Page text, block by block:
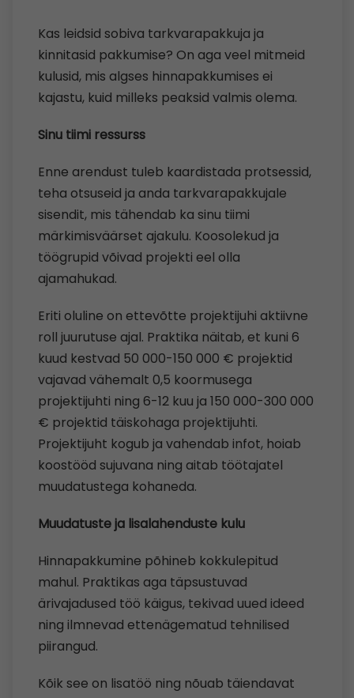
Kas leidsid sobiva tarkvarapakkuja ja
kinnitasid pakkumise? On aga veel mitmeid
kulusid, mis algses hinnapakkumises ei
kajastu, kuid milleks peaksid valmis olema.
Sinu tiimi ressurss
Enne arendust tuleb kaardistada protsessid,
teha otsuseid ja anda tarkvarapakkujale
sisendit, mis tähendab ka sinu tiimi
märkimisväärset ajakulu. Koosolekud ja
töögrupid võivad projekti eel olla
ajamahukad.
Eriti oluline on ettevõtte projektijuhi aktiivne
roll juurutuse ajal. Praktika näitab, et kuni 6
kuud kestvad 50 000-150 000 € projektid
vajavad vähemalt 0,5 koormusega
projektijuhti ning 6-12 kuu ja 150 000-300 000
€ projektid täiskohaga projektijuhti.
Projektijuht kogub ja vahendab infot, hoiab
koostööd sujuvana ning aitab töötajatel
muudatustega kohaneda.
Muudatuste ja lisalahenduste kulu
Hinnapakkumine põhineb kokkulepitud
mahul. Praktikas aga täpsustuvad
ärivajadused töö käigus, tekivad uued ideed
ning ilmnevad ettenägematud tehnilised
piirangud.
Kõik see on lisatöö ning nõuab täiendavat